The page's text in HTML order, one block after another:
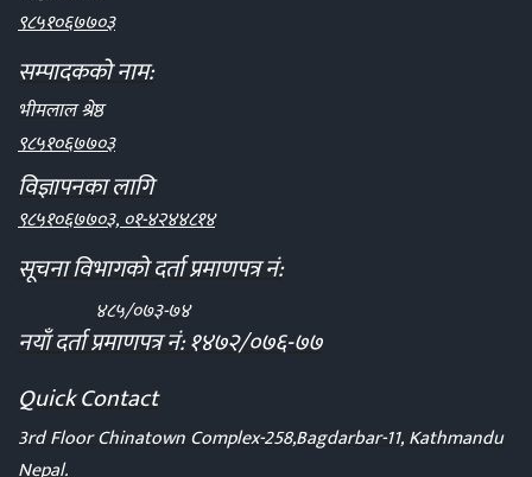
९८५१०६७७०३
सम्पादकको नाम:
भीमलाल श्रेष्ठ
९८५१०६७७०३
विज्ञापनका लागि
९८५१०६७७०३, ०१-४२४४८१४
सूचना विभागको दर्ता प्रमाणपत्र नं:
४८५/०७३-७४
नयाँ दर्ता प्रमाणपत्र नं: १४७२/०७६-७७
Quick Contact
3rd Floor Chinatown Complex-258,Bagdarbar-11, Kathmandu